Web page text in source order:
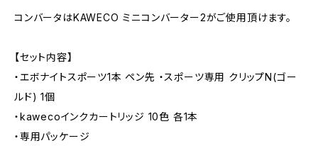
コンバータはKAWECO ミニコンバーター2がご使用頂けます。
【セット内容】
・エボナイトスポーツ1本 ペン先 ・スポーツ専用 クリップN(ゴー
ルド) 1個
・kawecoインクカートリッジ 10色 各1本
・専用パッケージ